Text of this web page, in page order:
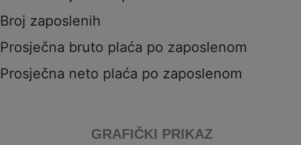
Broj zaposlenih
Prosječna bruto plaća po zaposlenom
Prosječna neto plaća po zaposlenom
GRAFIČKI PRIKAZ